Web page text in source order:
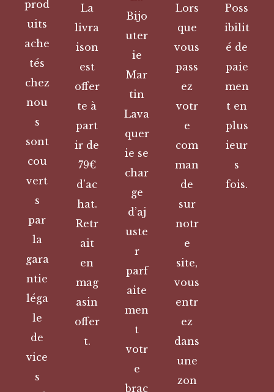
prod
uits
ache
tés
chez
nou
s
sont
cou
vert
s
par
la
gara
ntie
léga
le
de
vice
s
La
livra
ison
est
offer
te à
part
ir de
79€
d’ac
hat.
Retr
ait
en
mag
asin
offer
t.
Bijo
uter
ie
Mar
tin
Lava
quer
ie se
char
ge
d’aj
uste
r
parf
aite
men
t
votr
e
brac
Lors
que
vous
pass
ez
votr
e
com
man
de
sur
notr
e
site,
vous
entr
ez
dans
une
zon
Poss
ibilit
é de
paie
men
t en
plus
ieur
s
fois.